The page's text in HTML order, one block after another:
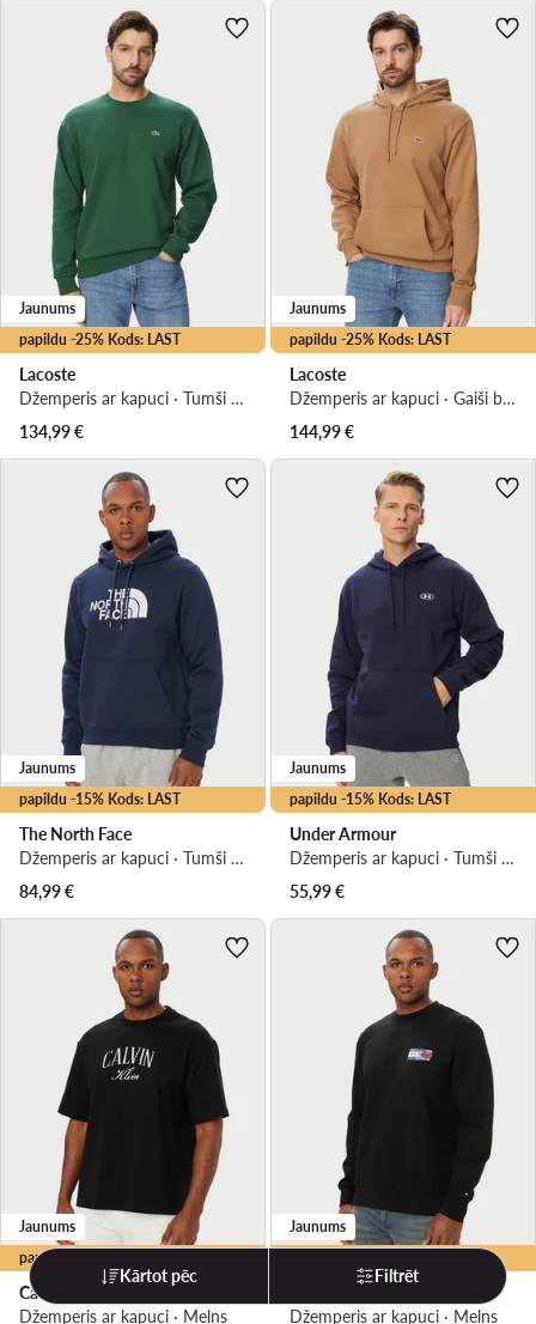
papildu -25% Kods: LAST
Jaunums
Lacoste
Džemperis ar kapuci · Tumši zaļa
134,99€
papildu -25% Kods: LAST
Jaunums
Lacoste
Džemperis ar kapuci · Gaiši brūna
144,99€
papildu -15% Kods: LAST
Jaunums
The North Face
Džemperis ar kapuci · Tumši zils
84,99€
papildu -15% Kods: LAST
Jaunums
Under Armour
Džemperis ar kapuci · Tumši zils
55,99€
papildu -10% Kods: LAST
Jaunums
Calvin Klein Jeans
Džemperis ar kapuci · Melns
Jaunums
Džemperis ar kapuci · Melns
Kārtot pēc Filtrēt